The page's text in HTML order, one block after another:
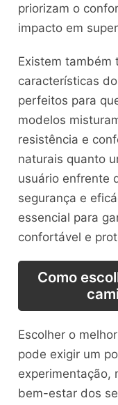
priorizam o
impacto em
Existem também
características
perfeitos para
modelos
resistência e
naturais quanto
usuário enfrente
segurança e
essencial para
confortável e
Como
Escolher o
pode exigir um
experimentação,
bem-estar dos